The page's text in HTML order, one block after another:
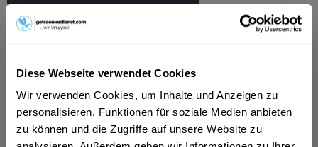
Diese Webseite verwendet Cookies
Wir verwenden Cookies, um Inhalte und Anzeigen zu
personalisieren, Funktionen für soziale Medien anbieten
zu können und die Zugriffe auf unsere Website zu
Artikel-Nr.:
Beschreibung
"EOS BIO Ananas-Mango 6 x 0,7l"